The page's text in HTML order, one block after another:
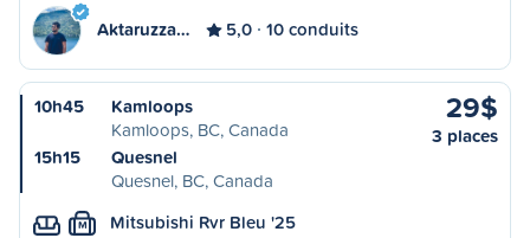
Aktaruzza… 5,0 10 conduits
10h45
Kamloops
Kamloops, BC, Canada
15h15
Quesnel
Quesnel, BC, Canada
29$
3 places
M Mitsubishi Rvr Bleu '25